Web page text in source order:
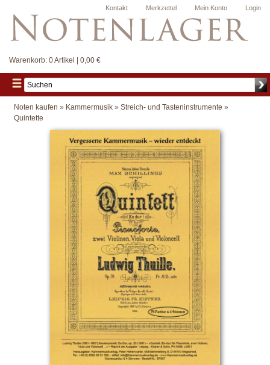
Login
Mein Konto
Merkzettel
Kontakt
Warenkorb: 0 Artikel | 0,00 €
Noten kaufen » Kammermusik » Streich- und Tasteninstrumente »
Quintette